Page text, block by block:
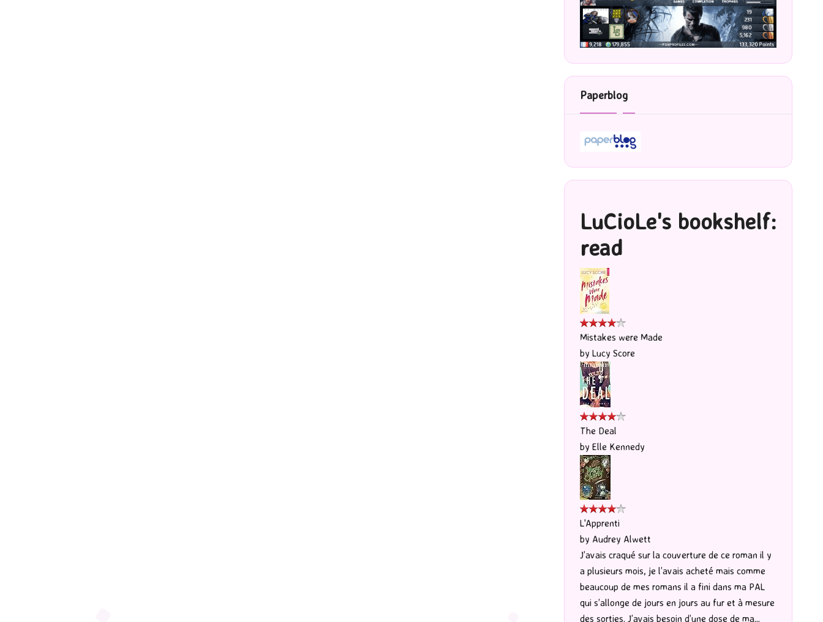
Paperblog
LuCioLe's bookshelf:
read
Mistakes were Made
by Lucy Score
The Deal
by Elle Kennedy
L'Apprenti
by Audrey Alwett
J’avais craqué sur la couverture de ce roman il y
a plusieurs mois, je l’avais acheté mais comme
beaucoup de mes romans il a fini dans ma PAL
qui s’allonge de jours en jours au fur et à mesure
des sorties. J’avais besoin d’une dose de ma...